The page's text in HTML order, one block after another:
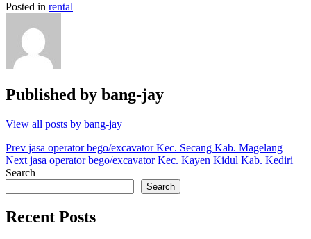
Posted in rental
Published by bang-jay
View all posts by bang-jay
Post
navigation
Prev jasa operator bego/excavator Kec. Secang Kab. Magelang
Next jasa operator bego/excavator Kec. Kayen Kidul Kab. Kediri
Search
Search
Recent Posts